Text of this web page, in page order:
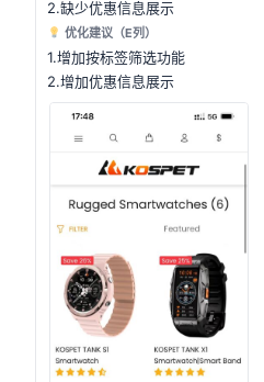
2.缺少优惠信息展示
优化建议（E列）
1.增加按标签筛选功能
2.增加优惠信息展示